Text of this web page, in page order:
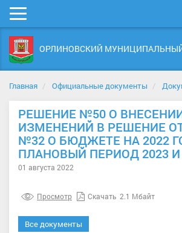
Мобильное
меню
ОРЛИНОВСКИЙ
Главная Официальные документы
РЕШЕНИЕ №50 О
ИЗМЕНЕНИЙ В РЕШЕНИЕ ОТ
№32 О БЮДЖЕТЕ НА 2022
ПЛАНОВЫЙ ПЕРИОД 2023 И
01 августа 2022
Просмотр Скачать 2.1 Мбайт
Все документы